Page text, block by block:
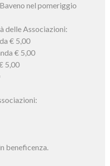
nel pomeriggio
delle Associazioni:
€ 5,00
€ 5,00
5,00
beneficenza.